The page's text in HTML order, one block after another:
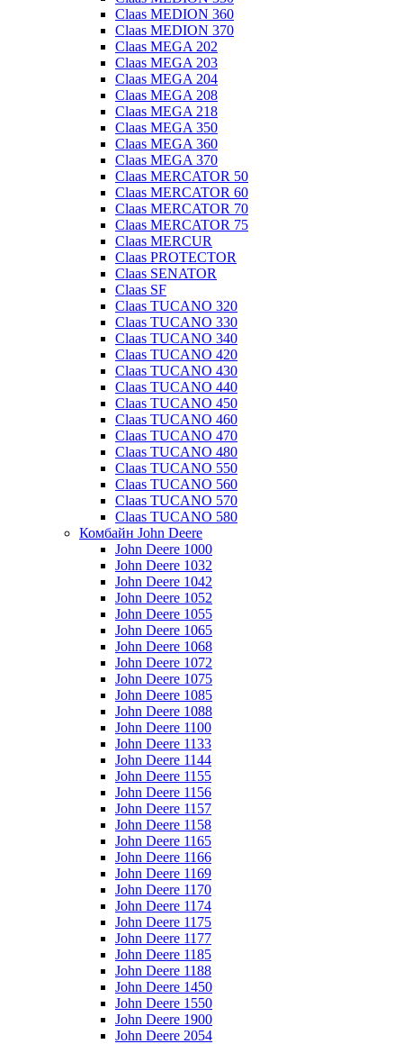
Claas MEDION 360
Claas MEDION 370
Claas MEGA 202
Claas MEGA 203
Claas MEGA 204
Claas MEGA 208
Claas MEGA 218
Claas MEGA 350
Claas MEGA 360
Claas MEGA 370
Claas MERCATOR 50
Claas MERCATOR 60
Claas MERCATOR 70
Claas MERCATOR 75
Claas MERCUR
Claas PROTECTOR
Claas SENATOR
Claas SF
Claas TUCANO 320
Claas TUCANO 330
Claas TUCANO 340
Claas TUCANO 420
Claas TUCANO 430
Claas TUCANO 440
Claas TUCANO 450
Claas TUCANO 460
Claas TUCANO 470
Claas TUCANO 480
Claas TUCANO 550
Claas TUCANO 560
Claas TUCANO 570
Claas TUCANO 580
Комбайн John Deere
John Deere 1000
John Deere 1032
John Deere 1042
John Deere 1052
John Deere 1055
John Deere 1065
John Deere 1068
John Deere 1072
John Deere 1075
John Deere 1085
John Deere 1088
John Deere 1100
John Deere 1133
John Deere 1144
John Deere 1155
John Deere 1156
John Deere 1157
John Deere 1158
John Deere 1165
John Deere 1166
John Deere 1169
John Deere 1170
John Deere 1174
John Deere 1175
John Deere 1177
John Deere 1185
John Deere 1188
John Deere 1450
John Deere 1550
John Deere 1900
John Deere 2054